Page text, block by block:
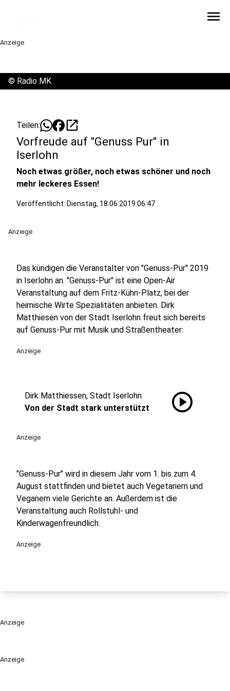
menu
Anzeige
Anzeige
© Radio MK
Teilen: open_in_new
Vorfreude auf "Genuss Pur" in
Iserlohn
Noch etwas größer, noch etwas schöner und noch
mehr leckeres Essen!
Veröffentlicht: Dienstag, 18.06.2019 06:47
Anzeige
Das kündigen die Veranstalter von "Genuss-Pur" 2019
in Iserlohn an. "Genuss-Pur" ist eine Open-Air
Veranstaltung auf dem Fritz-Kühn-Platz, bei der
heimische Wirte Spezialitäten anbieten. Dirk
Matthiesen von der Stadt Iserlohn freut sich bereits
auf Genuss-Pur mit Musik und Straßentheater:
Anzeige
Dirk Matthiessen, Stadt Iserlohn
Von der Stadt stark unterstützt
play_circle
Anzeige
"Genuss-Pur" wird in diesem Jahr vom 1. bis zum 4.
August stattfinden und bietet auch Vegetariern und
Veganern viele Gerichte an. Außerdem ist die
Veranstaltung auch Rollstuhl- und
Kinderwagenfreundlich.
Anzeige
Anzeige